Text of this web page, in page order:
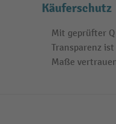
Käuferschutz
Mit geprüfter
Transparenz
Maße